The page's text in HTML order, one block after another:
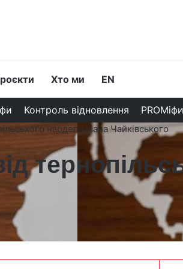
Хто ми EN
Контроль відновлення PROМіфи
нардепа Івана Чайківського